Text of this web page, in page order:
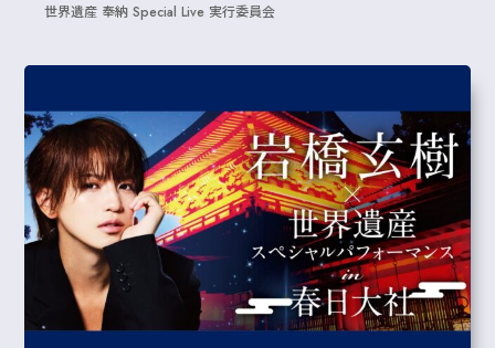
世界遺産 奉納 Special Live 実⾏委員会